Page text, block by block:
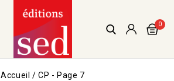
0
Accueil / CP - Page 7